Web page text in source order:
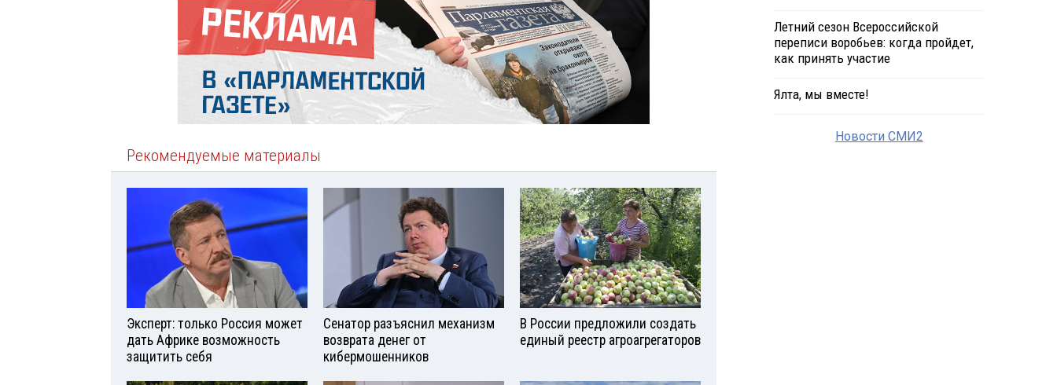
Рекомендуемые материалы
Эксперт: только Россия может
дать Африке возможность
защитить себя
Сенатор разъяснил механизм
возврата денег от
кибермошенников
В России предложили создать
единый реестр агроагрегаторов
Летний сезон Всероссийской
переписи воробьев: когда пройдет,
как принять участие
Ялта, мы вместе!
Новости СМИ2